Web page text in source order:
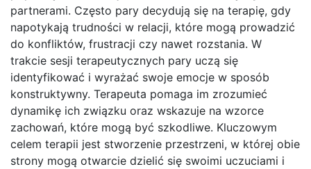
partnerami. Często pary decydują się na terapię, gdy
napotykają trudności w relacji, które mogą prowadzić
do konfliktów, frustracji czy nawet rozstania. W
trakcie sesji terapeutycznych pary uczą się
identyfikować i wyrażać swoje emocje w sposób
konstruktywny. Terapeuta pomaga im zrozumieć
dynamikę ich związku oraz wskazuje na wzorce
zachowań, które mogą być szkodliwe. Kluczowym
celem terapii jest stworzenie przestrzeni, w której obie
strony mogą otwarcie dzielić się swoimi uczuciami i